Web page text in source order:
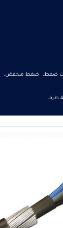
ضغط, ضغط منخفض,